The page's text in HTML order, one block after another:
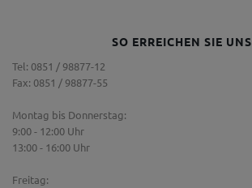
SO ERREICHEN SIE UNS
Tel: 0851 / 98877-12
Fax: 0851 / 98877-55
Montag bis Donnerstag:
9:00 - 12:00 Uhr
13:00 - 16:00 Uhr
Freitag: